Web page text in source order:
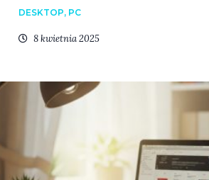
DESKTOP, PC
8 kwietnia 2025